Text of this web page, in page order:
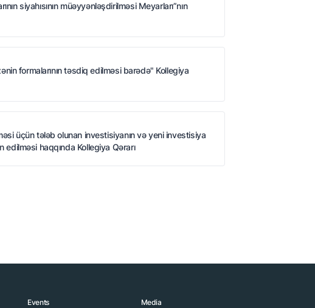
siyahısının müəyyənləşdirilməsi Meyarları”nın
formalarının təsdiq edilməsi barədə" Kollegiya
üçün tələb olunan investisiyanın və yeni investisiya
haqqında Kollegiya Qərarı
Events Media